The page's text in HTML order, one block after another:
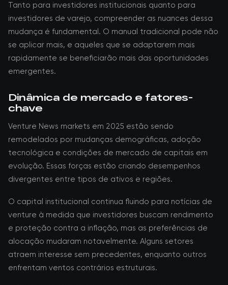
Tanto para investidores institucionais quanto para
investidores de varejo, compreender as nuances dessa
mudança é fundamental. O manual tradicional pode não
se aplicar mais, e aqueles que se adaptarem mais
rapidamente se beneficiarão mais das oportunidades
emergentes.
Dinâmica de mercado e fatores-
chave
Venture News markets em 2025 estão sendo
remodelados por mudanças demográficas, adoção
tecnológica e condições de mercado de capitais em
evolução. Essas forças estão criando desempenhos
divergentes entre tipos de ativos e regiões.
O capital institucional continua fluindo para notícias de
venture à medida que investidores buscam rendimento
e proteção contra a inflação, mas as preferências de
alocação mudaram notavelmente. Alguns setores
atraem interesse sem precedentes, enquanto outros
enfrentam ventos contrários estruturais.